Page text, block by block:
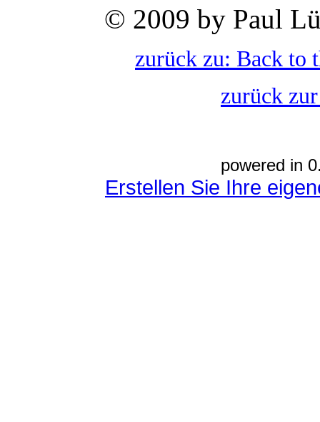
© 2009 by Paul
zurück zu: Back to
zurück
powered in
Erstellen Sie Ihre